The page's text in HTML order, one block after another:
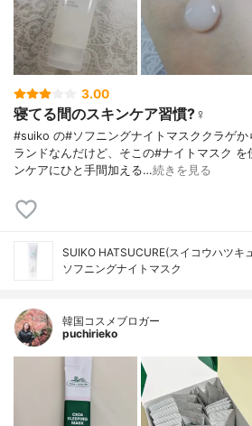
3.00
寝てる間のスキンケア習慣?‍♀️
#suiko の#ソフニングナイトマスククラゲ
ランドなんだけど、そこの#ナイトマスク を
ンケアにひと手間加える…続きを見る
SUIKO HATSUCURE(スイコウハツキ
ソフニングナイトマスク
韓国コスメブロガー
puchirieko